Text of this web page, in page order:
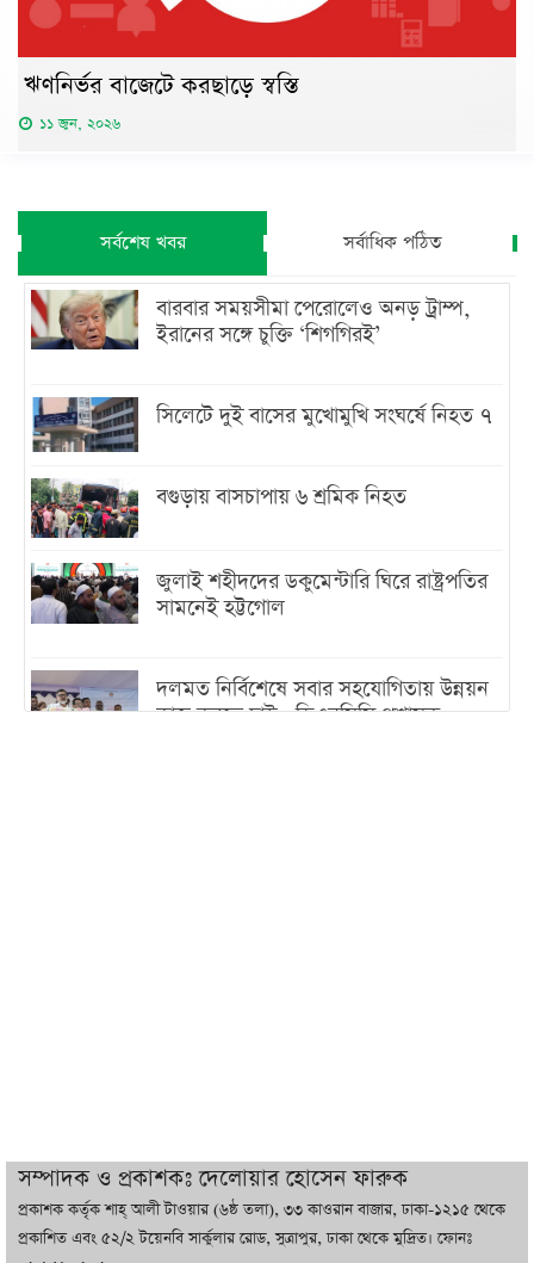
ঋণনির্ভর বাজেটে করছাড়ে স্বস্তি
১১ জুন, ২০২৬
সর্বশেষ খবর সর্বাধিক পঠিত
বারবার সময়সীমা পেরোলেও অনড় ট্রাম্প,
ইরানের সঙ্গে চুক্তি ‘শিগগিরই’
সিলেটে দুই বাসের মুখোমুখি সংঘর্ষে নিহত ৭
বগুড়ায় বাসচাপায় ৬ শ্রমিক নিহত
জুলাই শহীদদের ডকুমেন্টারি ঘিরে রাষ্ট্রপতির
সামনেই হট্টগোল
দলমত নির্বিশেষে সবার সহযোগিতায় উন্নয়ন
কাজ করতে চাই : ডিএনসিসি প্রশাসক
বাজারে কাঁচা মরিচে ‘আগুন’, ‘এত দাম তো
আগে দেখিনি’
সম্পাদক ও প্রকাশকঃ দেলোয়ার হোসেন ফারুক
প্রকাশক কর্তৃক শাহ্ আলী টাওয়ার (৬ষ্ঠ তলা), ৩৩ কাওরান বাজার, ঢাকা-১২১৫ থেকে
প্রকাশিত এবং ৫২/২ টয়েনবি সার্কুলার রোড, সুত্রাপুর, ঢাকা থেকে মুদ্রিত। ফোনঃ